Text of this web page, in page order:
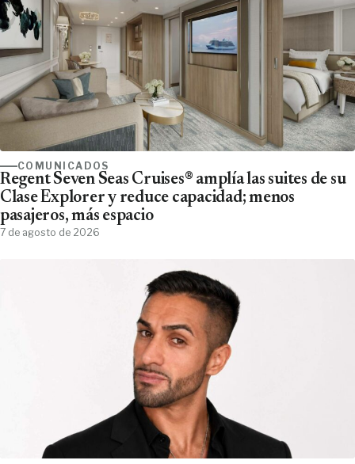
COMUNICADOS
Regent Seven Seas Cruises® amplía las suites de su
Clase Explorer y reduce capacidad; menos
pasajeros, más espacio
7 de agosto de 2026